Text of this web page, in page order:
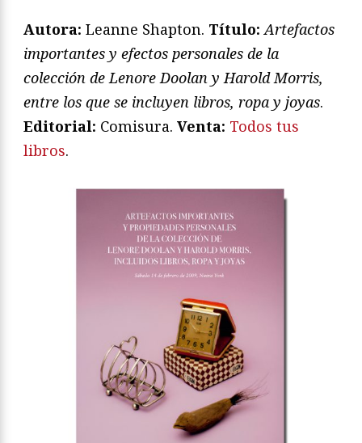
Autora: Leanne Shapton. Título:Artefactos
importantes y efectos personales de la
colección de Lenore Doolan y Harold Morris,
entre los que se incluyen libros, ropa y joyas.
Editorial: Comisura. Venta: Todos tus
libros.